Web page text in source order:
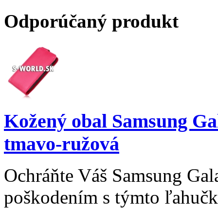
Odporúčaný produkt
Kožený obal Samsung
tmavo-ružová
Ochráňte Váš Samsung
poškodením s týmto